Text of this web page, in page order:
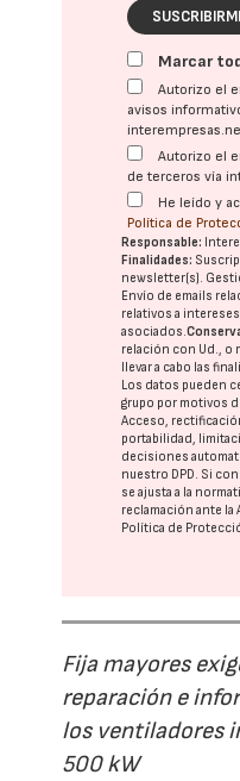
Marcar
Autorizo el
avisos
Autorizo el
de terceros vía
He leído y
Política de
Responsable:
Finalidades:
newsletter(s).
Envío de emails
relativos a
asociados.
relación con Ud., o
llevar a cabo las
Los datos pueden
grupo por motivos
Acceso,
portabilidad,
decisiones
nuestro DPD. Si
se ajusta a la
reclamación ante la
Política de
Fija mayores
reparación e
los ventiladores
500 kW